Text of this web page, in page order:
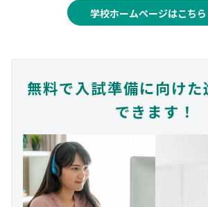
学校ホームページはこちら
無料で入試準備に向け
できます！